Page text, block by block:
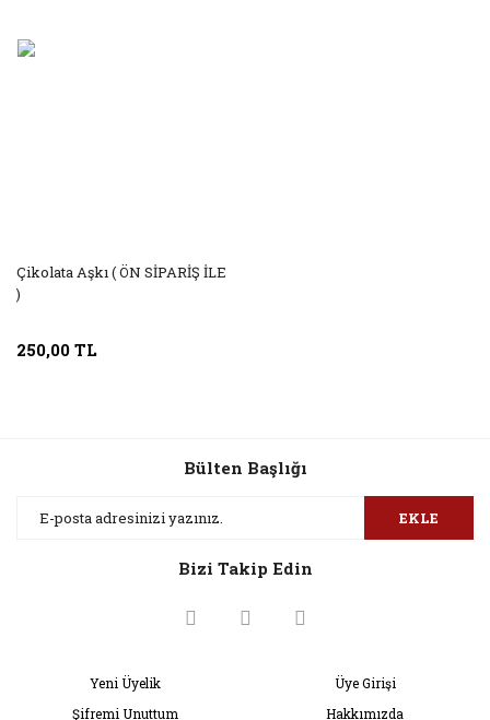
Çikolata Aşkı ( ÖN SİPARİŞ İLE
)
250,00 TL
Bülten Başlığı
EKLE
Bizi Takip Edin
Yeni Üyelik
Üye Girişi
Şifremi Unuttum
Hakkımızda